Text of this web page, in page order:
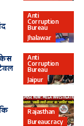
Anti
Corruption
Bureau
Jhalawar
Anti
Corruption
Bureau
Jaipur
केस
Rajasthan
Bureaucracy